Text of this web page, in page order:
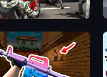
Grand Action Simulator: New York